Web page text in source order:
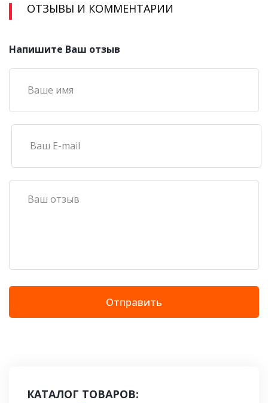
ОТЗЫВЫ И КОММЕНТАРИИ
Напишите Ваш отзыв
Отправить
КАТАЛОГ ТОВАРОВ: